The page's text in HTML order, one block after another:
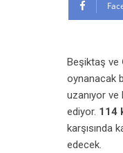
Beşiktaş ve
oynanacak
uzanıyor
ediyor. 114
karşısında
edecek.